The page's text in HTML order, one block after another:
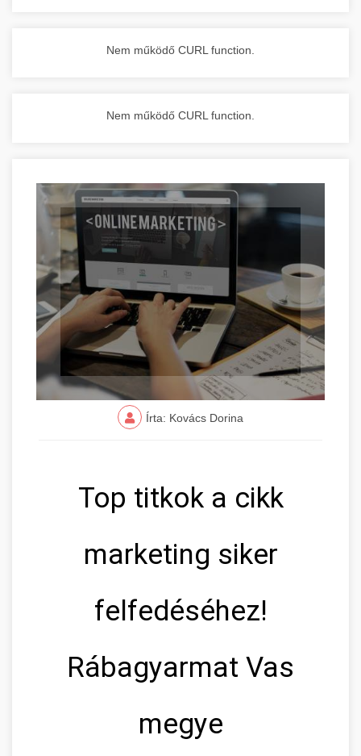
Nem működő CURL function.
Nem működő CURL function.
Írta: Kovács Dorina
Top titkok a cikk
marketing siker
felfedéséhez!
Rábagyarmat Vas
megye